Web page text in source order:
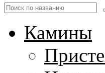
Камины